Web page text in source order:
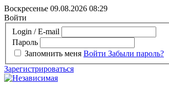
Воскресенье 09.08.2026 08:29
Войти
Login / E-mail
Пароль
Запомнить меня Войти Забыли пароль?
Зарегистрироваться